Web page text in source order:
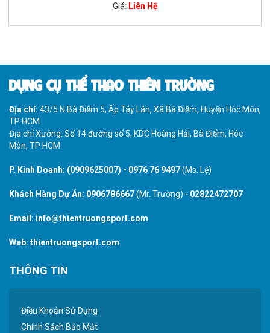
Giá: Liên Hệ
DỤNG CỤ THỂ THAO THIÊN TRƯỜNG
Địa chỉ: 43/5 N Bà Điểm 5, Ấp Tây Lân, Xã Bà Điểm, Huyện Hóc Môn,
TP HCM
Địa chỉ Xưởng: Số 14 đường số 5, KDC Hoàng Hải, Bà Điểm, Hóc
Môn, TP HCM
P. Kinh Doanh: (0909625007) - 0976 76 9497(Ms. Lệ)
Khách Hàng Dự Án: 0906786667(Mr. Trường) - 02822472707
Email: info@thientruongsport.com
Web: thientruongsport.com
THÔNG TIN
Điều Khoản Sử Dụng
Chính Sách Bảo Mật